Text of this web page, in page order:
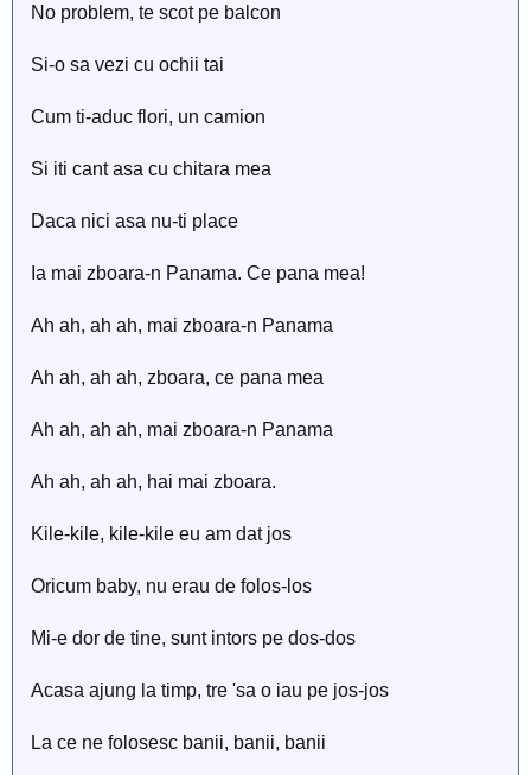
No problem, te scot pe balcon
Si-o sa vezi cu ochii tai
Cum ti-aduc flori, un camion
Si iti cant asa cu chitara mea
Daca nici asa nu-ti place
Ia mai zboara-n Panama. Ce pana mea!
Ah ah, ah ah, mai zboara-n Panama
Ah ah, ah ah, zboara, ce pana mea
Ah ah, ah ah, mai zboara-n Panama
Ah ah, ah ah, hai mai zboara.
Kile-kile, kile-kile eu am dat jos
Oricum baby, nu erau de folos-los
Mi-e dor de tine, sunt intors pe dos-dos
Acasa ajung la timp, tre 'sa o iau pe jos-jos
La ce ne folosesc banii, banii, banii